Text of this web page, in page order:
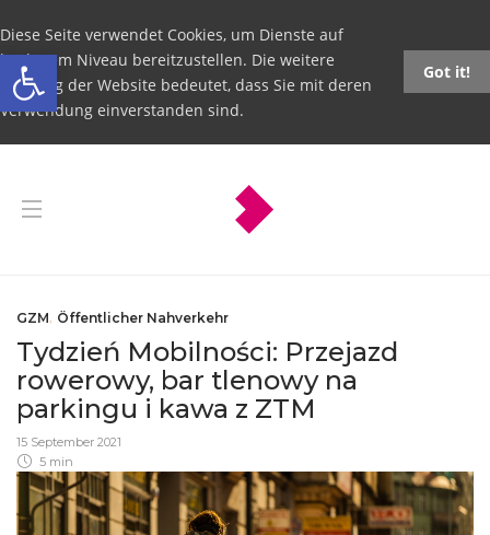
Open toolbar
Diese Seite verwendet Cookies, um Dienste auf
höchstem Niveau bereitzustellen. Die weitere
Nutzung der Website bedeutet, dass Sie mit deren
Verwendung einverstanden sind.
Got it!
GZM, Öffentlicher Nahverkehr
Tydzień Mobilności: Przejazd
rowerowy, bar tlenowy na
parkingu i kawa z ZTM
15 September 2021
5 min